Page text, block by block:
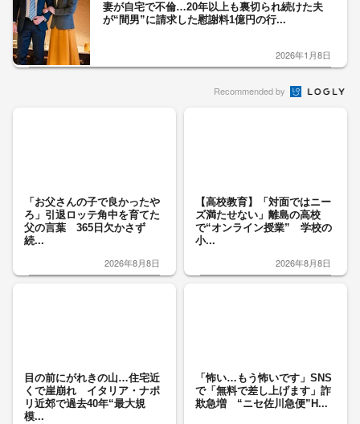
妻が自宅で不倫…20年以上も裏切られ続けた夫
が“間男”に請求した慰謝料1億円の行...
2026年1月8日
Recommended by
「お父さんの子で良かったや
ろ」引退ロッテ角中を育てた
父の言葉 365日欠かさず
続...
2026年8月8日
【高校教育】「対面ではニー
ズ満たせない」離島の高校
で“オンライン授業” 学校の
小...
2026年8月8日
目の前にがれきの山…住宅近
くで崖崩れ イタリア・ナポ
リ近郊で過去40年“最大規
模...
「怖い…もう怖いです」SNS
で「無料で差し上げます」詐
欺急増 “ニセ佐川急便”H...